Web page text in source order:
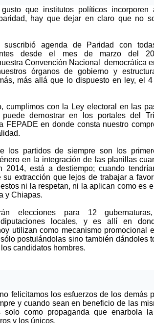
que institutos políticos incorporen
hay que dejar en claro que no
suscribió agenda de Paridad con
desde el mes de marzo del
Convención Nacional democrática
órganos de gobierno y
más allá que lo dispuesto en ley, el
cumplimos con la Ley electoral en las
demostrar en los portales del
FEPADE en donde consta nuestro
los partidos de siempre son los
en la integración de las planillas
2014, está a destiempo; cuando
su extracción que lejos de trabajar a
ni la respetan, ni la aplican como es
y Chiapas.
elecciones para 12
locales, y es allí en
utilizan como mecanismo promocional
postulándolas sino también dándoles
como a los candidatos
felicitamos los esfuerzos de los demás
y cuando sean en beneficio de las
solo como propaganda que enarbola
y los únicos.